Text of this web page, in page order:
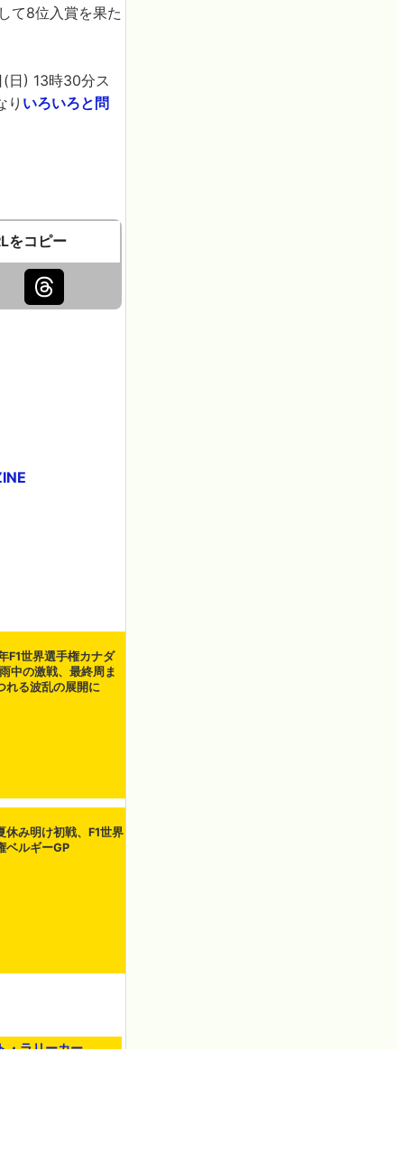
て8位入賞を果た
(日) 13時30分ス
り いろいろと問
をコピー
F1世界選手権カナダ
中の激戦、最終周ま
れる波乱の展開に
休み明け初戦、F1世界
ベルギーGP
・ラリーカー